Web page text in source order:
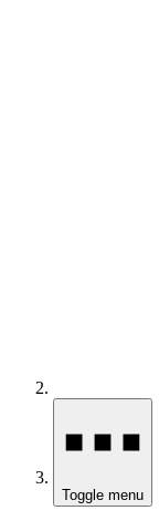
Toggle menu